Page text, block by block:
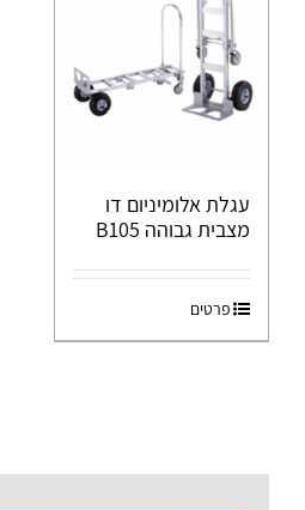
עגלת אלומיניום דו
מצבית גבוהה B105
פרטים